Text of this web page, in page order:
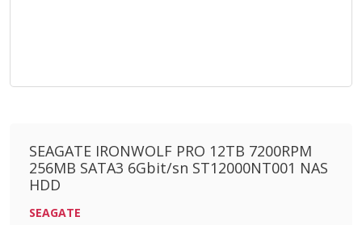
SEAGATE IRONWOLF PRO 12TB 7200RPM
256MB SATA3 6Gbit/sn ST12000NT001 NAS
HDD
SEAGATE